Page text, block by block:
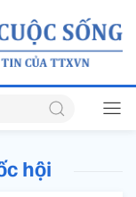
hội